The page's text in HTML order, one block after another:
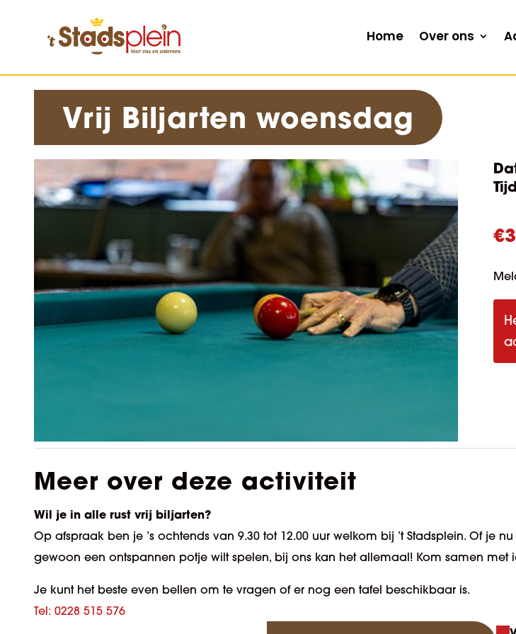
Home Over ons
Vrij Biljarten woensdag
€
Meer over deze activiteit
Wil je in alle rust vrij biljarten?
Op afspraak ben je ’s ochtends van 9.30 tot 12.00 uur welkom bij ’t Stadsplein. Of je
gewoon een ontspannen potje wilt spelen, bij ons kan het allemaal! Kom samen
Je kunt het beste even bellen om te vragen of er nog een tafel beschikbaar is.
Tel: 0228 515 576